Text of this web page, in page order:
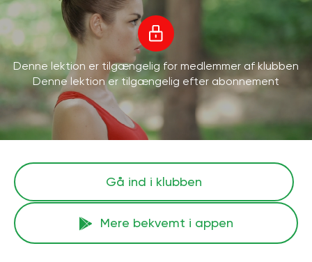
Denne lektion er tilgængelig for medlemmer af klubben
Denne lektion er tilgængelig efter abonnement
Gå ind i klubben
Mere bekvemt i appen